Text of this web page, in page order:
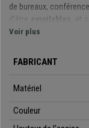
de bureaux,
d’être
empilables , et
maniement
permettent à cette
manière, vous
l’aise pendant des
rendent encore plus
Voir plus
FABRICANT
Matériel
Couleur